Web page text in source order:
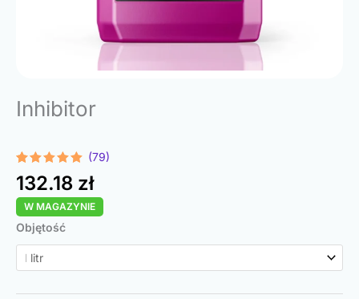
Inhibitor
Oceniony
4.91na 5
na
podstawie
79
ocen
klientów
(79)
132.18 zł
W MAGAZYNIE
Objętość
ilość
Inhibitor